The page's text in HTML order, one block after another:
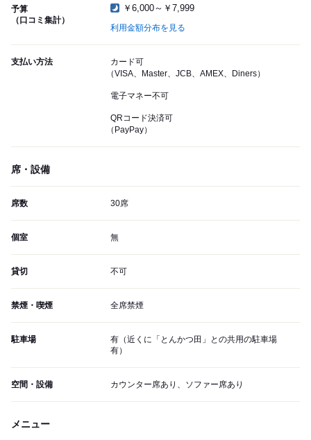
予算
（口コミ集計）
￥6,000～￥7,999
利用金額分布を見る
支払い方法
カード可
（VISA、Master、JCB、AMEX、Diners）
電子マネー不可
QRコード決済可
（PayPay）
席・設備
席数 30席
個室 無
貸切 不可
禁煙・喫煙 全席禁煙
駐車場
有（近くに「とんかつ田」との共用の駐車場
有）
空間・設備 カウンター席あり、ソファー席あり
メニュー